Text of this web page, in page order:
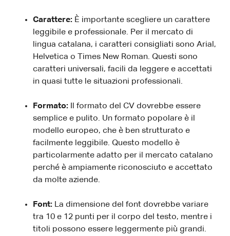
Carattere: È importante scegliere un carattere
leggibile e professionale. Per il mercato di
lingua catalana, i caratteri consigliati sono Arial,
Helvetica o Times New Roman. Questi sono
caratteri universali, facili da leggere e accettati
in quasi tutte le situazioni professionali.
Formato:
Il formato del CV dovrebbe essere
semplice e pulito. Un formato popolare è il
modello europeo, che è ben strutturato e
facilmente leggibile. Questo modello è
particolarmente adatto per il mercato catalano
perché è ampiamente riconosciuto e accettato
da molte aziende.
Font: La dimensione del font dovrebbe variare
tra 10 e 12 punti per il corpo del testo, mentre i
titoli possono essere leggermente più grandi.